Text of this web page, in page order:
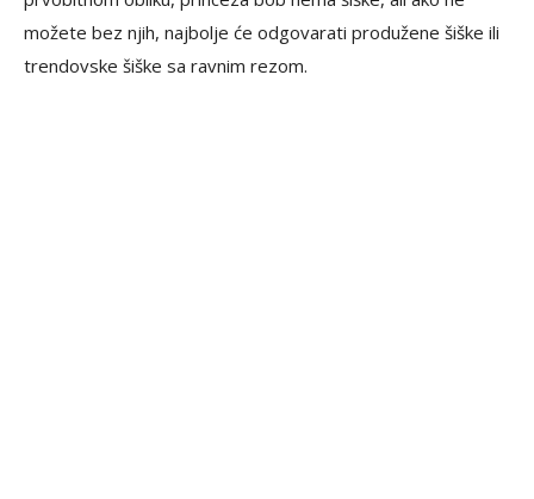
možete bez njih, najbolje će odgovarati produžene šiške ili
trendovske šiške sa ravnim rezom.